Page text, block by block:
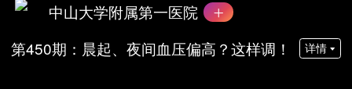
中山大学附属第一医院
第450期：晨起、夜间血压偏高？这样调！
详情